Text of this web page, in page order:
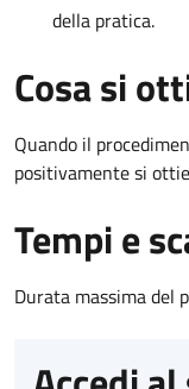
della pratica.
Cosa si
Quando il
positivamente si
Tempi e
Durata massima del